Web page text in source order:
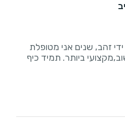
זהב, שנים אני מטופלת
ביותר. תמיד כיף